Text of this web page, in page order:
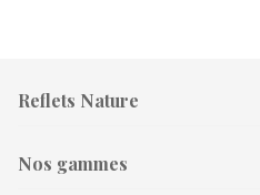
Reflets Nature
Nos gammes